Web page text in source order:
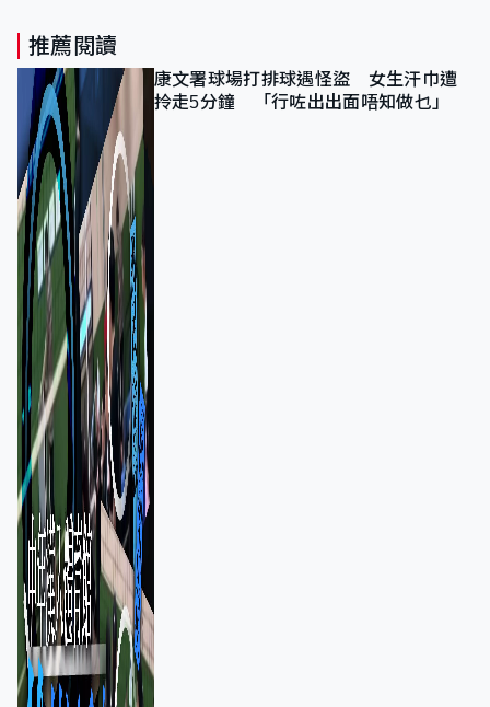
推薦閱讀
康文署球場打排球遇怪盜 女生汗巾遭
拎走5分鐘 「行咗出出面唔知做乜」